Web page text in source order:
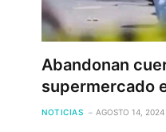
Abandonan
supermercado
NOTICIAS AGOSTO 14, 2024